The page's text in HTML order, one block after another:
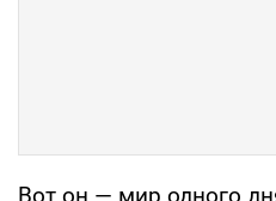
Вот он — мир одного